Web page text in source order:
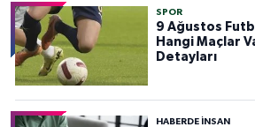
SPOR
9 Ağustos
Hangi Maçlar
Detayları
HABERDE INSAN